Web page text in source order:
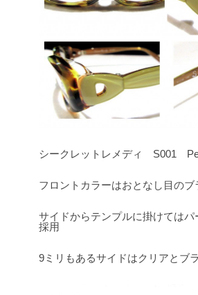
シークレットレメディ S001
フロントカラーはおとなし目のブ
サイドからテンプルに掛けてはパ
採用
9ミリもあるサイドはクリアとブ